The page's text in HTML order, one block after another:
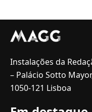
Instalações da
– Palácio Sotto
1050-121 Lisboa